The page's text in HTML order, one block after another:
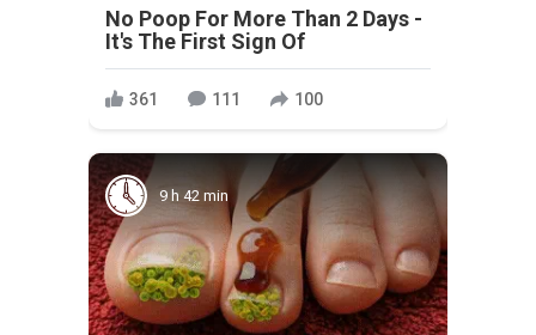
No Poop For More Than 2 Days -
It's The First Sign Of
361 111 100
9 h 42 min